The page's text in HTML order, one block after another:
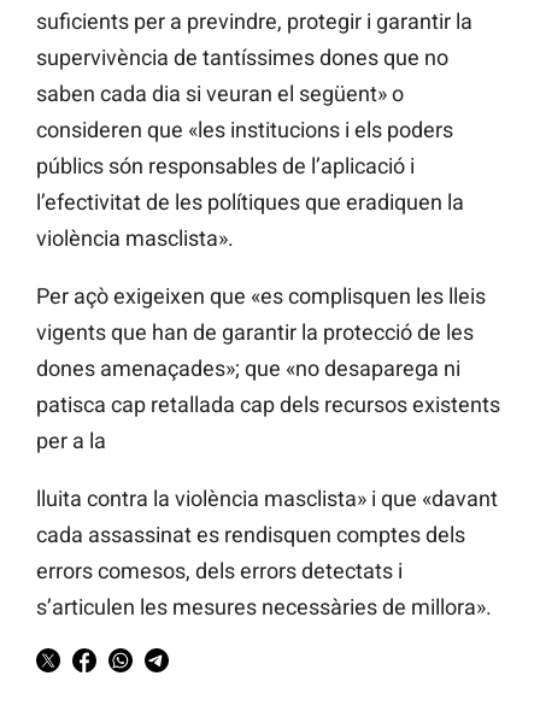
suficients per a previndre, protegir i garantir la
supervivència de tantíssimes dones que no
saben cada dia si veuran el següent» o
consideren que «les institucions i els poders
públics són responsables de l’aplicació i
l’efectivitat de les polítiques que eradiquen la
violència masclista».
Per açò exigeixen que «es complisquen les lleis
vigents que han de garantir la protecció de les
dones amenaçades»; que «no desaparega ni
patisca cap retallada cap dels recursos existents
per a la
lluita contra la violència masclista» i que «davant
cada assassinat es rendisquen comptes dels
errors comesos, dels errors detectats i
s’articulen les mesures necessàries de millora».